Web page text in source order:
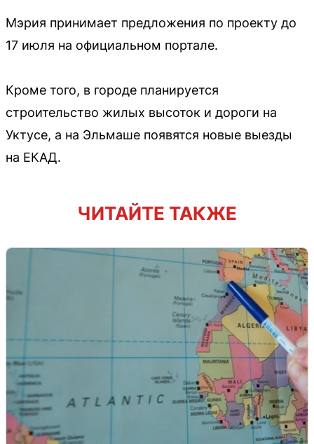
Мэрия принимает предложения по проекту до
17 июля на официальном портале.
Кроме того, в городе планируется
строительство жилых высоток и дороги на
Уктусе, а на Эльмаше появятся новые выезды
на ЕКАД.
ЧИТАЙТЕ ТАКЖЕ